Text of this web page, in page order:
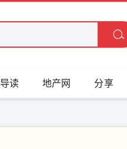
导读 地产网 分享